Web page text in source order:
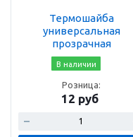
Термошайба
универсальная
прозрачная
В наличии
Розница:
12 руб